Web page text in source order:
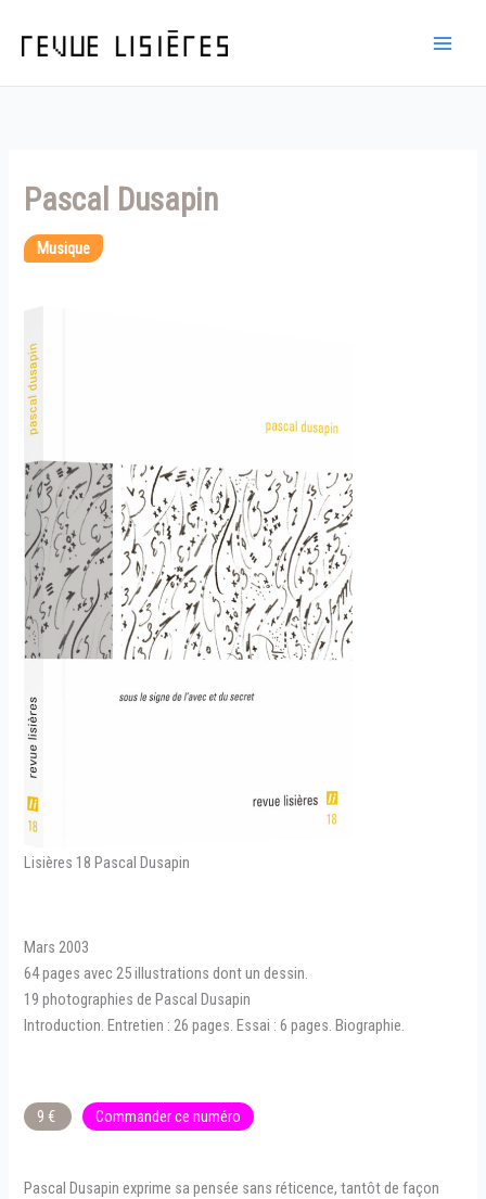
Pascal Dusapin
Musique
Lisières 18 Pascal Dusapin
Mars 2003
64 pages avec 25 illustrations dont un dessin.
19 photographies de Pascal Dusapin
Introduction. Entretien : 26 pages. Essai : 6 pages. Biographie.
9 € Commander ce numéro
Pascal Dusapin exprime sa pensée sans réticence, tantôt de façon